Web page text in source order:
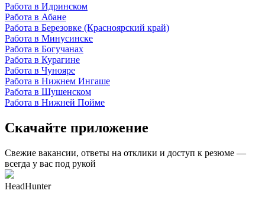
Работа в Идринском
Работа в Абане
Работа в Березовке (Красноярский край)
Работа в Минусинске
Работа в Богучанах
Работа в Курагине
Работа в Чунояре
Работа в Нижнем Ингаше
Работа в Шушенском
Работа в Нижней Пойме
Скачайте приложение
Свежие вакансии, ответы на отклики и доступ к резюме —
всегда у вас под рукой
HeadHunter